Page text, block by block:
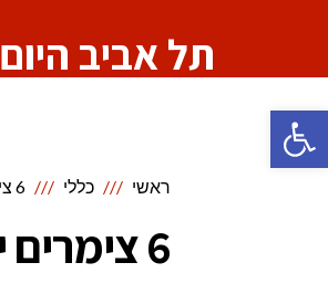
פתח סרגל נגישות
תל אביב היום
ראשי כללי 6 צימרים יוקרתיים בצפון לזוגות בלבד
6 צימרים יוקרתיים בצפון לזוגות בלבד